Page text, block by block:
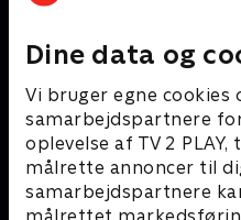
Dine data og
Vi bruger egne cookies
samarbejdspartnere
oplevelse af TV 2
målrette annoncer til
samarbejdspartnere